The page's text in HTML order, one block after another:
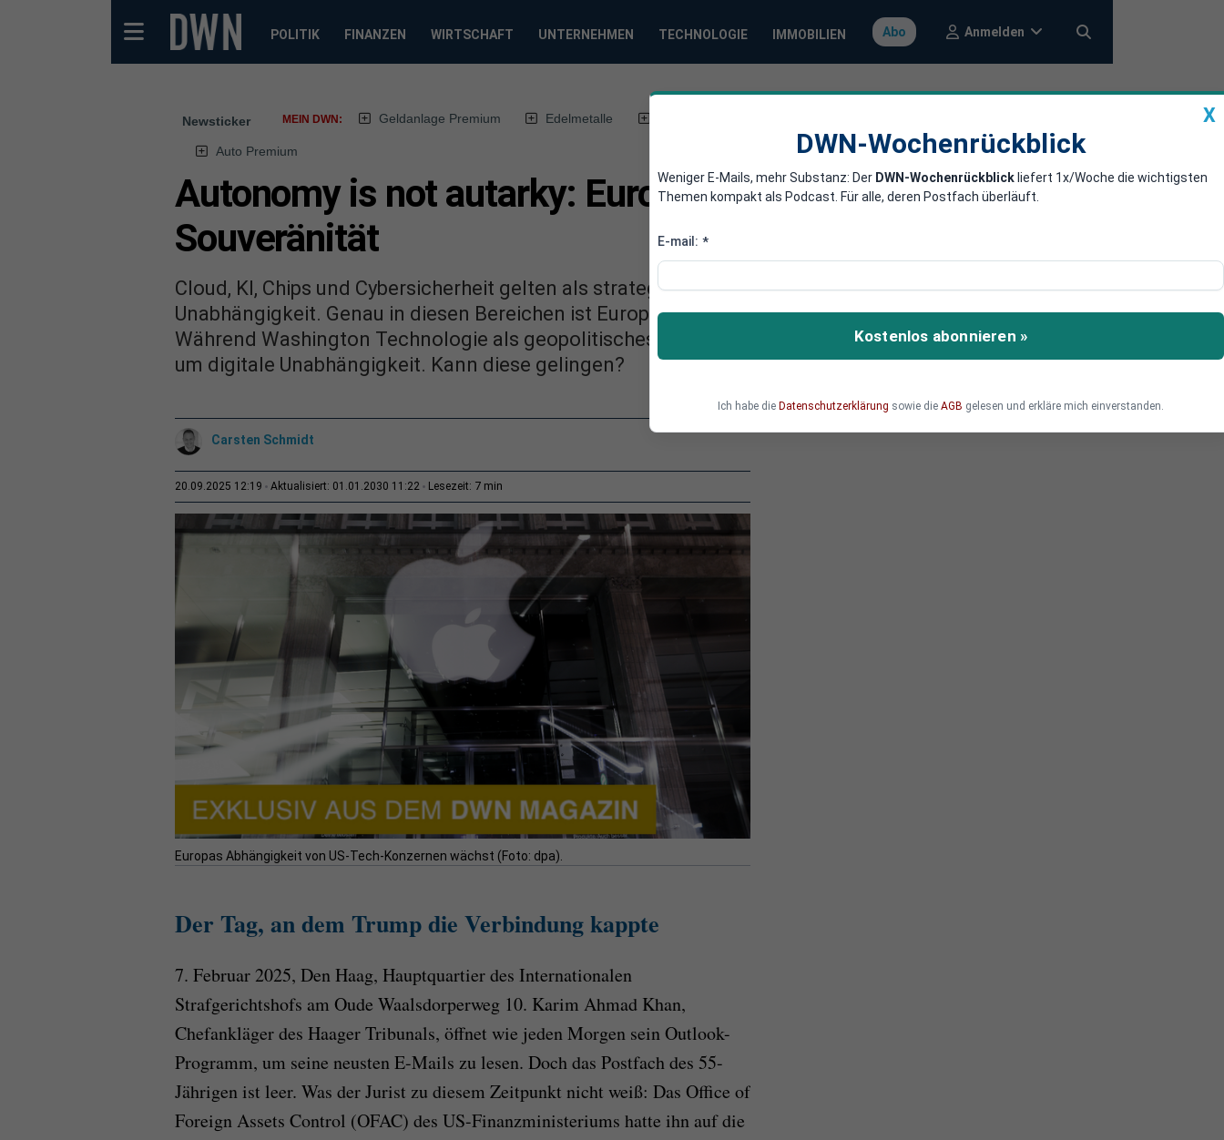
POLITIK FINANZEN WIRTSCHAFT UNTERNEHMEN TECHNOLOGIE IMMOBILIEN Abo Anmelden
Newsticker MEIN DWN: Geldanlage Premium Edelmetalle
Auto Premium
Autonomy is not autarky: Europas Kampf um digitale
Souveränität
Cloud, KI, Chips und Cybersicherheit gelten als strategische Schlüssel zur digitalen
Unabhängigkeit. Genau in diesen Bereichen ist Europa jedoch von US-Konzernen abhängig.
Während Washington Technologie als geopolitisches Druckmittel einsetzt, ringt der Kontinent
um digitale Unabhängigkeit. Kann diese gelingen?
Carsten Schmidt
20.09.2025 12:19 Aktualisiert: 01.01.2030 11:22 Lesezeit: 7 min
Europas Abhängigkeit von US-Tech-Konzernen wächst (Foto: dpa).
Der Tag, an dem Trump die Verbindung kappte
7. Februar 2025, Den Haag, Hauptquartier des Internationalen
Strafgerichtshofs am Oude Waalsdorperweg 10. Karim Ahmad Khan,
Chefankläger des Haager Tribunals, öffnet wie jeden Morgen sein Outlook-
Programm, um seine neusten E-Mails zu lesen. Doch das Postfach des 55-
Jährigen ist leer. Was der Jurist zu diesem Zeitpunkt nicht weiß: Das Office of
Foreign Assets Control (OFAC) des US-Finanzministeriums hatte ihn auf die
X
DWN-Wochenrückblick
Weniger E-Mails, mehr Substanz: Der DWN-Wochenrückblick liefert 1x/Woche die wichtigsten
Themen kompakt als Podcast. Für alle, deren Postfach überläuft.
E-mail: *
Kostenlos abonnieren »
Ich habe die Datenschutzerklärung sowie die AGB gelesen und erkläre mich einverstanden.